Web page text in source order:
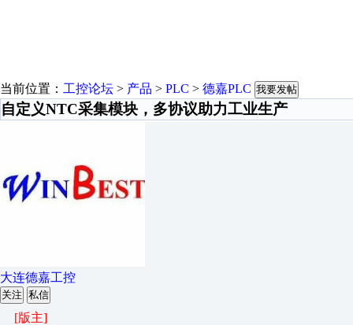
当前位置： 工控论坛 > 产品 > PLC > 德嘉PLC 我要发帖
自定义NTC采集模块，多协议助力工业生产
大连德嘉工控
关注 私信
[版主]